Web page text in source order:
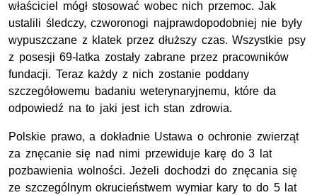
właściciel mógł stosować wobec nich przemoc. Jak
ustalili śledczy, czworonogi najprawdopodobniej nie były
wypuszczane z klatek przez dłuższy czas. Wszystkie psy
z posesji 69-latka zostały zabrane przez pracowników
fundacji. Teraz każdy z nich zostanie poddany
szczegółowemu badaniu weterynaryjnemu, które da
odpowiedź na to jaki jest ich stan zdrowia.
Polskie prawo, a dokładnie Ustawa o ochronie zwierząt
za znęcanie się nad nimi przewiduje karę do 3 lat
pozbawienia wolności. Jeżeli dochodzi do znęcania się
ze szczególnym okrucieństwem wymiar kary to do 5 lat